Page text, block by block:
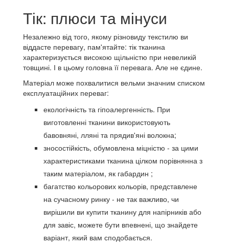
Тік: плюси та мінуси
Незалежно від того, якому різновиду текстилю ви
віддасте перевагу, пам'ятайте: тік тканина
характеризується високою щільністю при невеликій
товщині. І в цьому головна її перевага. Але не єдине.
Матеріал може похвалитися вельми значним списком
експлуатаційних переваг:
екологічність та гіпоалергенність. При
виготовленні тканини використовують
бавовняні, лляні та прядив'яні волокна;
зносостійкість, обумовлена ​​міцністю - за цими
характеристиками тканина цілком порівнянна з
таким матеріалом, як габардин ;
багатство кольорових кольорів, представлене
на сучасному ринку - не так важливо, чи
вирішили ви купити тканину для напірників або
для завіс, можете бути впевнені, що знайдете
варіант, який вам сподобається.